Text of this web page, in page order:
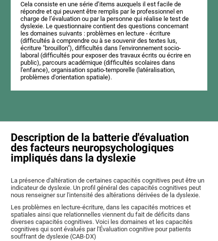
Cela consiste en une série d’items auxquels il est facile de
répondre et qui peuvent être remplis par le professionnel en
charge de l’évaluation ou par la personne qui réalise le test de
dyslexie. Le questionnaire contient des questions concernant
les domaines suivants : problèmes en lecture - écriture
(difficultés à comprendre ou à se souvenir des textes lus,
écriture "brouillon"), difficultés dans l'environnement socio-
laboral (difficultés pour exposer des travaux écrits ou écrire en
public), parcours académique (difficultés scolaires dans
l'enfance), organisation spatio-temporelle (latéralisation,
problèmes d'orientation spatiale).
Description de la batterie d'évaluation
des facteurs neuropsychologiques
impliqués dans la dyslexie
La présence d'altération de certaines capacités cognitives peut être un
indicateur de dyslexie. Un profil général des capacités cognitives peut
nous renseigner sur l'intensité des altérations dérivées de la dyslexie.
Les problèmes en lecture-écriture, dans les capacités motrices et
spatiales ainsi que relationnelles viennent du fait de déficits dans
diverses capacités cognitives. Voici les domaines et les capacités
cognitives qui sont évalués par l'Évaluation cognitive pour patients
souffrant de dyslexie (CAB-DX)